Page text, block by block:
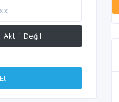
Aktif Değil